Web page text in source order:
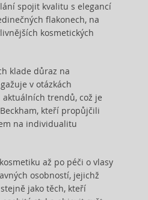
spojit kvalitu s elegancí
flakonech, na
kosmetických
klade důraz na
v otázkách
trendů, což je
kteří propůjčili
na individualitu
až po péči o vlasy
osobností, jejichž
jako těch, kteří